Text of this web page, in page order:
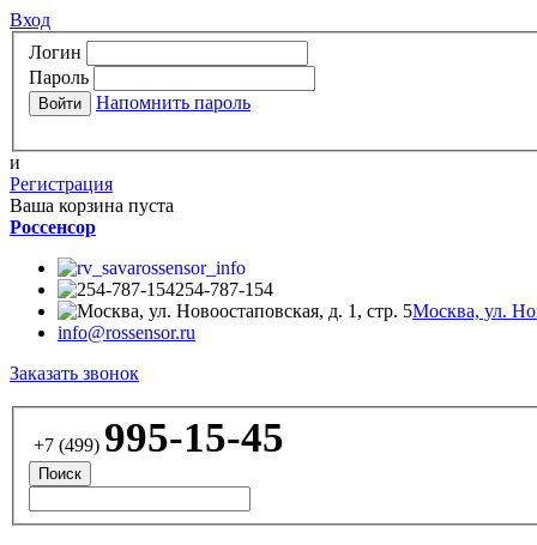
Вход
Логин
Пароль
Напомнить пароль
и
Регистрация
Ваша корзина пуста
Россенсор
rossensor_info
254-787-154
Москва, ул.
info@rossensor.ru
Заказать звонок
+7 (499) 995-15-45